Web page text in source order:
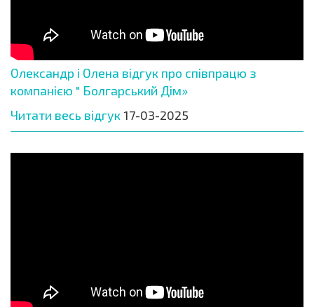
Олександр і Олена відгук про співпрацю з
компанією " Болгарський Дім»
Читати весь відгук 17-03-2025